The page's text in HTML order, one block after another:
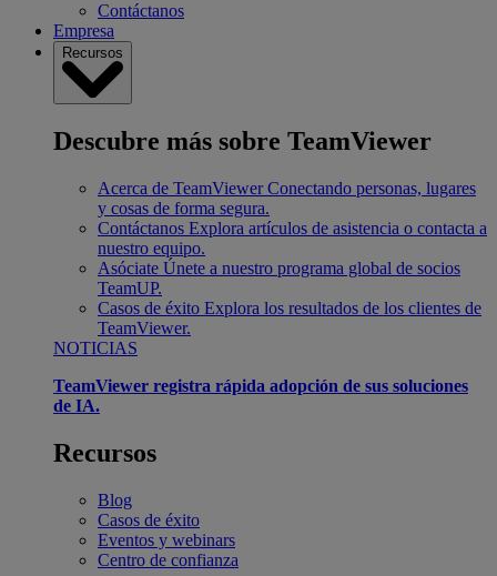
Contáctanos
Empresa
Recursos
Descubre más sobre TeamViewer
Acerca de TeamViewer Conectando personas, lugares
y cosas de forma segura.
Contáctanos Explora artículos de asistencia o contacta a
nuestro equipo.
Asóciate Únete a nuestro programa global de socios
TeamUP.
Casos de éxito Explora los resultados de los clientes de
TeamViewer.
NOTICIAS
TeamViewer registra rápida adopción de sus soluciones
de IA.
Recursos
Blog
Casos de éxito
Eventos y webinars
Centro de confianza